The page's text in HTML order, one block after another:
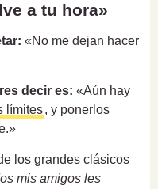
a tu hora»
«No me dejan hacer
decir es: «Aún hay
límites, y ponerlos
los grandes clásicos
mis amigos les